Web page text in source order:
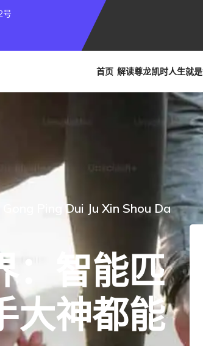
号
首页 解读尊龙凯时人生就
Ping Dui Ju Xin Shou Da
：智能匹
大神都能